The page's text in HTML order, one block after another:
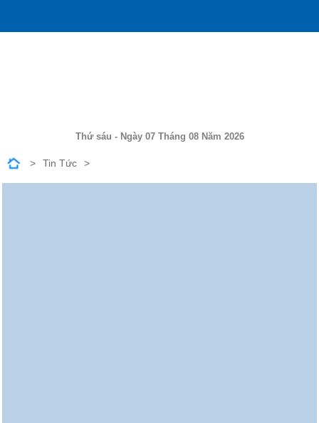
Thứ sáu - Ngày 07 Tháng 08 Năm 2026
Tin Tức
GIẢI PICKLEBALL UDIC CHÀO MỪNG 80 NĂM NGÀY CÁCH MẠNG